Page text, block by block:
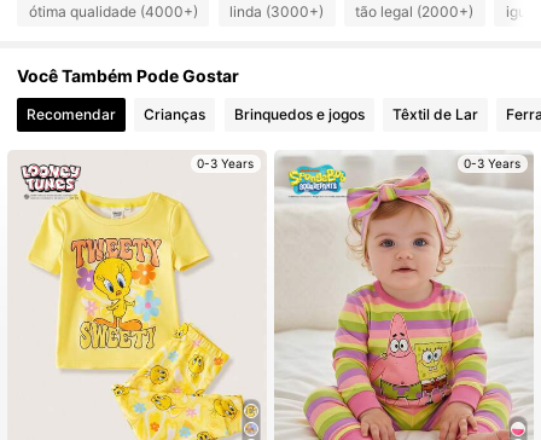
61K Seguidores
4,80 61K Seguidores
ótima qualidade (4000+) linda (3000+) tão legal (2000+)
Você Também Pode Gostar
Recomendar Crianças Brinquedos e jogos Têxtil de Lar
0-3 Years 0-3 Years